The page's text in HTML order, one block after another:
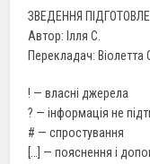
ЗВЕДЕННЯ
Автор: Ілля С.
Перекладач: Віолетта
! — власні джерела
? — інформація не
# — спростування
[…] — пояснення і